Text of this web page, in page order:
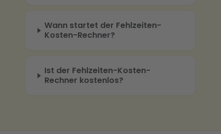
Wann startet der Fehlzeiten-
Kosten-Rechner?
Ist der Fehlzeiten-Kosten-
Rechner kostenlos?